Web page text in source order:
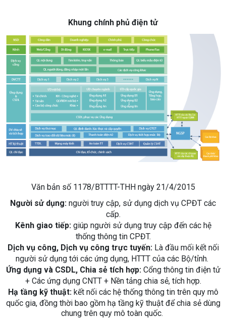
Khung chính phủ điện tử
Văn bản số 1178/BTTTT-THH ngày 21/4/2015
Người sử dụng: người truy cập, sử dụng dịch vụ CPĐT các
cấp.
Kênh giao tiếp:giúp người sử dụng truy cập đến các hệ
thống thông tin CPĐT.
Dịch vụ công, Dịch vụ công trực tuyến:Là đầu mối kết nối
người sử dụng tới các ứng dụng, HTTT của các Bộ/tỉnh.
Ứng dụng và CSDL, Chia sẻ tích hợp:Cổng thông tin điện tử
+ Các ứng dụng CNTT + Nền tảng chia sẻ, tích hợp.
Hạ tầng kỹ thuật:kết nối các hệ thống thông tin trên quy mô
quốc gia, đồng thời bao gồm hạ tầng kỹ thuật để chia sẻ dùng
chung trên quy mô toàn quốc.